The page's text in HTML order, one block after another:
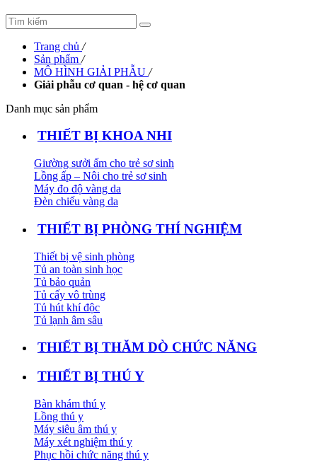
Trang chủ /
Sản phẩm /
MÔ HÌNH GIẢI PHẪU /
Giải phẫu cơ quan - hệ cơ quan
Danh mục sản phẩm
THIẾT BỊ KHOA NHI
Giường sưởi ấm cho trẻ sơ sinh
Lồng ấp – Nôi cho trẻ sơ sinh
Máy đo độ vàng da
Đèn chiếu vàng da
THIẾT BỊ PHÒNG THÍ NGHIỆM
Thiết bị vệ sinh phòng
Tủ an toàn sinh học
Tủ bảo quản
Tủ cấy vô trùng
Tủ hút khí độc
Tủ lạnh âm sâu
THIẾT BỊ THĂM DÒ CHỨC NĂNG
THIẾT BỊ THÚ Y
Bàn khám thú y
Lồng thú y
Máy siêu âm thú y
Máy xét nghiệm thú y
Phục hồi chức năng thú y